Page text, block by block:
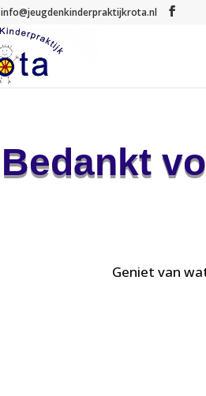
info@jeugdenkinderpraktijkrota.nl
Bedankt
Geniet van